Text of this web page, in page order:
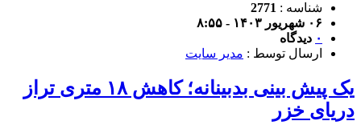
شناسه : 2771
۰۶ شهریور ۱۴۰۳ - ۸:۵۵
۰ دیدگاه
ارسال توسط : مدیر سایت
یک پیش بینی بدبینانه؛ کاهش ۱۸ متری تراز
دریای خزر